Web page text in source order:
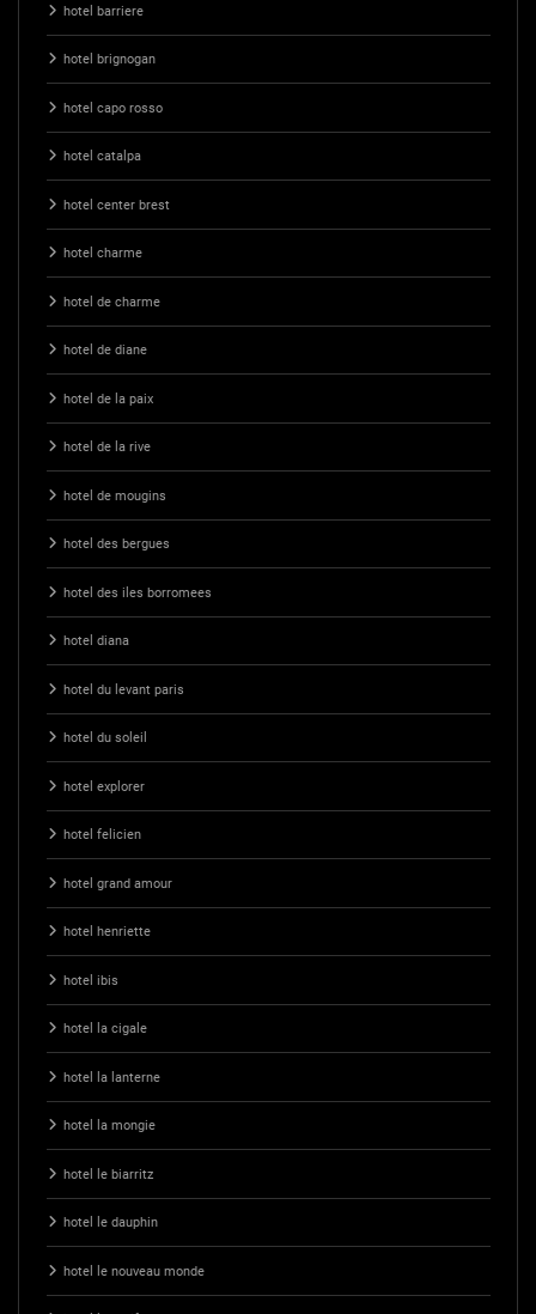
hotel barriere
hotel brignogan
hotel capo rosso
hotel catalpa
hotel center brest
hotel charme
hotel de charme
hotel de diane
hotel de la paix
hotel de la rive
hotel de mougins
hotel des bergues
hotel des iles borromees
hotel diana
hotel du levant paris
hotel du soleil
hotel explorer
hotel felicien
hotel grand amour
hotel henriette
hotel ibis
hotel la cigale
hotel la lanterne
hotel la mongie
hotel le biarritz
hotel le dauphin
hotel le nouveau monde